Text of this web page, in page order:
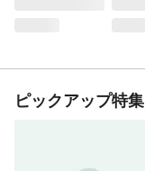
ピックアップ特集